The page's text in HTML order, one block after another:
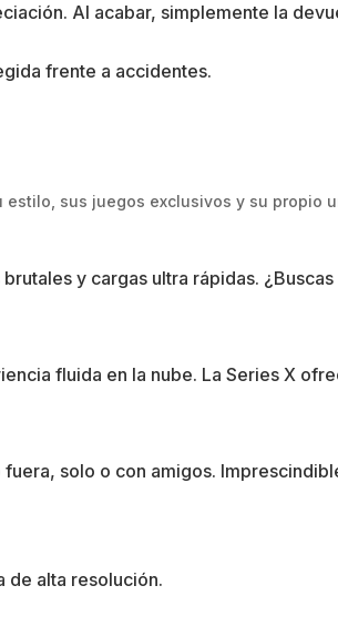
Al acabar, simplemente la
frente a accidentes.
sus juegos exclusivos y su propio
y cargas ultra rápidas.
fluida en la nube. La Series X
solo o con amigos.
de alta resolución.